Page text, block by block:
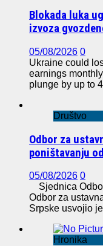
Blokada luka
izvoza
05/08/2026 0
Ukraine could
earnings
plunge by up to
Društvo
Odbor za
poništavanju
05/08/2026 0
Sjednica
Odbor za
Srpske usvojio
Hronika